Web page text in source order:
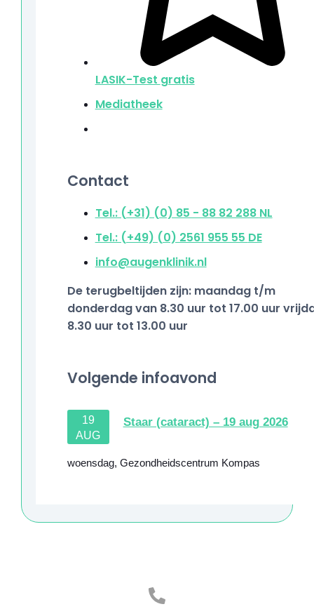
LASIK-Test gratis
Mediatheek
Contact
Tel.: (+31) (0) 85 - 88 82 288 NL
Tel.: (+49) (0) 2561 955 55 DE
info@augenklinik.nl
De terugbeltijden zijn: maandag t/m
donderdag van 8.30 uur tot 17.00 uur
8.30 uur tot 13.00 uur
Volgende infoavond
19
AUG
Staar (cataract) – 19 aug 2026
woensdag, Gezondheidscentrum Kompas